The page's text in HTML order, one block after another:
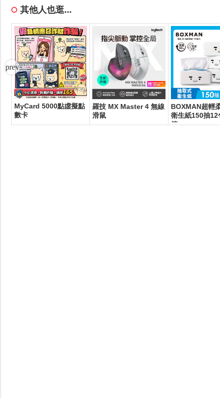
其他人也逛...
MyCard 5000點虛擬點
數卡
羅技 MX Master 4 無線
滑鼠
BOXMAN超輕
衛生紙150抽12
箱